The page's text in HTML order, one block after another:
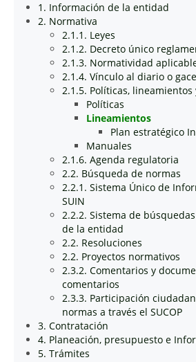
1. Información de la entidad
2. Normativa
2.1.1. Leyes
2.1.2. Decreto único
2.1.3. Normatividad
2.1.4. Vínculo al diario o
2.1.5. Políticas, lineamientos
Políticas
Lineamientos
Plan estratégico
Manuales
2.1.6. Agenda regulatoria
2.2. Búsqueda de normas
2.2.1. Sistema Único de
SUIN
2.2.2. Sistema de
de la entidad
2.2. Resoluciones
2.2. Proyectos normativos
2.3.2. Comentarios y
comentarios
2.3.3. Participación
normas a través el SUCOP
3. Contratación
4. Planeación, presupuesto e
5. Trámites